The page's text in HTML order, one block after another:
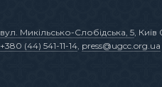
вул. Микільсько-Слобідська, 5 ,
+380 (44) 541-11-14 press@ugcc.org.ua